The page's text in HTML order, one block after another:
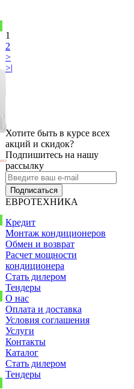
1
2
>
>|
Хотите быть в курсе всех
акций и скидок?
Подпишитесь на нашу
рассылку
Подписаться
ЕВРОТЕХНИКА
Кредит
Монтаж кондиционеров
Обмен и возврат
Расчет мощности
кондиционера
Стать дилером
Тендеры
О нас
Оплата и доставка
Условия соглашения
Услуги
Контакты
Каталог
Стать дилером
Тендеры